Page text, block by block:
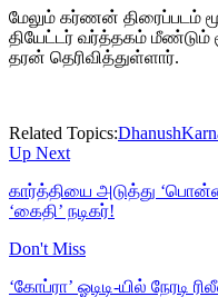
மேலும் கர்ணன் திரைப்படம்
தியேட்டர் வர்த்தகம் மீண்டும்
தரன் தெரிவித்துள்ளார்.
Related Topics:Dhanush
Up Next
கார்த்தியை அடுத்து
‘கைதி’ நடிகர்!
Don't Miss
‘கோப்ரா’ ஓடிடி-யில் நேரடி